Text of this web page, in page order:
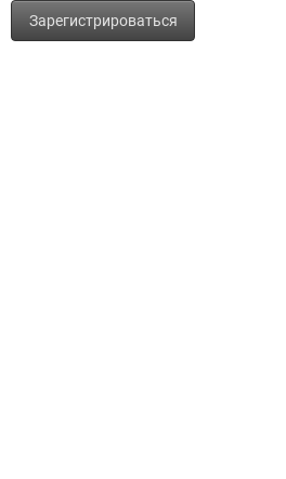
Зарегистрироваться